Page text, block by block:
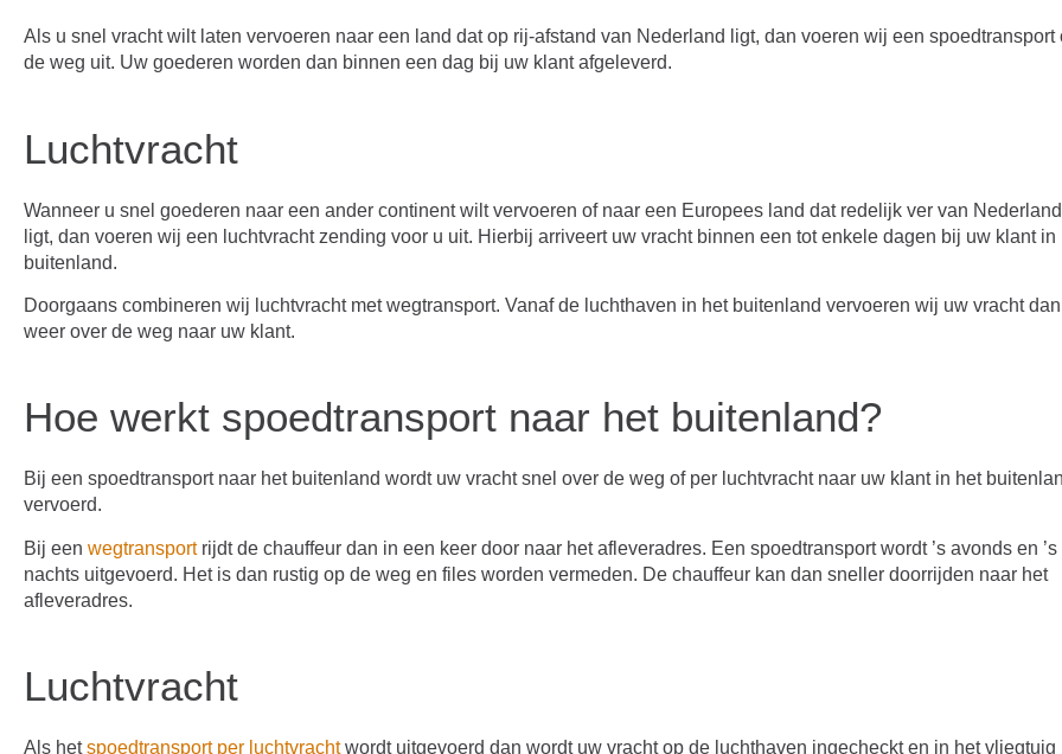
Als u snel vracht wilt laten vervoeren naar een land dat op rij-afstand van Nederland ligt, dan voeren wij een spoedtransport
de weg uit. Uw goederen worden dan binnen een dag bij uw klant afgeleverd.
Luchtvracht
Wanneer u snel goederen naar een ander continent wilt vervoeren of naar een Europees land dat redelijk ver van
ligt, dan voeren wij een luchtvracht zending voor u uit. Hierbij arriveert uw vracht binnen een tot enkele dagen bij uw klant in
buitenland.
Doorgaans combineren wij luchtvracht met wegtransport. Vanaf de luchthaven in het buitenland vervoeren wij uw vracht dan
weer over de weg naar uw klant.
Hoe werkt spoedtransport naar het buitenland?
Bij een spoedtransport naar het buitenland wordt uw vracht snel over de weg of per luchtvracht naar uw klant in het
vervoerd.
Bij een wegtransportrijdt de chauffeur dan in een keer door naar het afleveradres. Een spoedtransport wordt ’s avonds en ’s
nachts uitgevoerd. Het is dan rustig op de weg en files worden vermeden. De chauffeur kan dan sneller doorrijden naar het
afleveradres.
Luchtvracht
Als hetspoedtransport per luchtvrachtwordt uitgevoerd dan wordt uw vracht op de luchthaven ingecheckt en in het vliegtuig